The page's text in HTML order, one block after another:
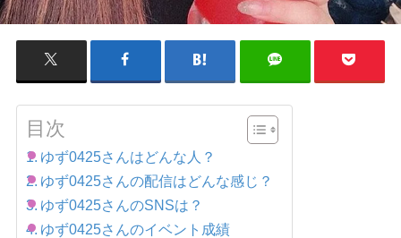
目次
ゆず0425さんはどんな人？
ゆず0425さんの配信はどんな感じ？
ゆず0425さんのSNSは？
ゆず0425さんのイベント成績